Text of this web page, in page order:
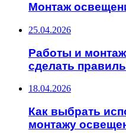
Монтаж
25.04.2026
Работы и монтаж
сделать
18.04.2026
Как выбрать
монтажу